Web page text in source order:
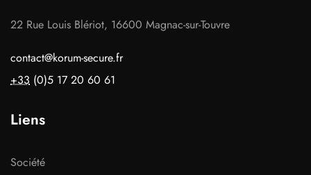
22 Rue Louis Blériot, 16600 Magnac-sur-Touvre
contact@korum-secure.fr
+33 (0)5 17 20 60 61
Liens
Société